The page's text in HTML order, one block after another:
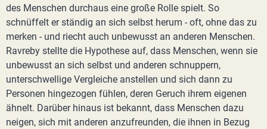
des Menschen durchaus eine große Rolle spielt. So
schnüffelt er ständig an sich selbst herum - oft, ohne das zu
merken - und riecht auch unbewusst an anderen Menschen.
Ravreby stellte die Hypothese auf, dass Menschen, wenn sie
unbewusst an sich selbst und anderen schnuppern,
unterschwellige Vergleiche anstellen und sich dann zu
Personen hingezogen fühlen, deren Geruch ihrem eigenen
ähnelt. Darüber hinaus ist bekannt, dass Menschen dazu
neigen, sich mit anderen anzufreunden, die ihnen in Bezug